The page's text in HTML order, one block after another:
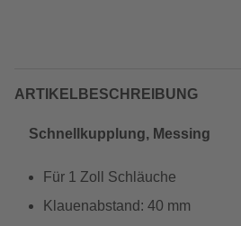
ARTIKELBESCHREIBUNG
Schnellkupplung, Messing
Für 1 Zoll Schläuche
Klauenabstand: 40 mm